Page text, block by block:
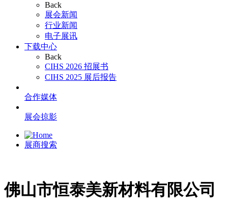
Back
展会新闻
行业新闻
电子展讯
下载中心
Back
CIHS 2026 招展书
CIHS 2025 展后报告
合作媒体
展会掠影
展商搜索
佛山市恒泰美新材料有限公司